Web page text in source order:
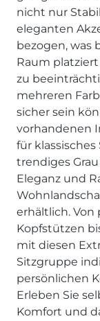
Sessel & Hocker
ALLES ANZEIGEN
SCHLAFZIMMER
Kleiderschränke
Polsterbetten &
Einzelbetten &
Folie & Lack
ALLES ANZEIGEN
KLEINMÖBEL &
Einzelmöbel &
Couchtische
Naber - Für die
Quooker – Der
Systemceram -
Küchenspülen
Villeroy & Boch
PROSPEKTE
Lebensraum
Prisma Journal
AKTIONEN
Der neue MDS
25 Küchen zu
Finanzkauf-
Montage-Service
Interior Design
Newsletter-
SERVICES IM
JOBS &
Auszubildende
Möbelverkäufer
Marketing-
Schreiner/
Kurzbewerbung
KONTAKT &
Kontakt
nicht nur
eleganten
bezogen, was
Raum
zu
mehreren
sicher sein
vorhandenen
für klassisches
trendiges
Eleganz und
erhältlich. Von
Kopfstützen
mit diesen
Sitzgruppe
persönlichen
Erleben Sie
Komfort und